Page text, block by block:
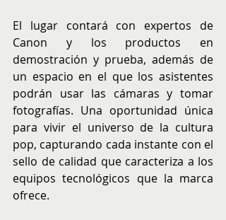
El lugar contará con expertos de
Canon y los productos en
demostración y prueba, además de
un espacio en el que los asistentes
podrán usar las cámaras y tomar
fotografías. Una oportunidad única
para vivir el universo de la cultura
pop, capturando cada instante con el
sello de calidad que caracteriza a los
equipos tecnológicos que la marca
ofrece.